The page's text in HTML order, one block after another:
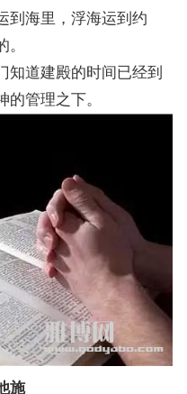
到海里，浮海运到约
道建殿的时间已经到
管理之下。
施